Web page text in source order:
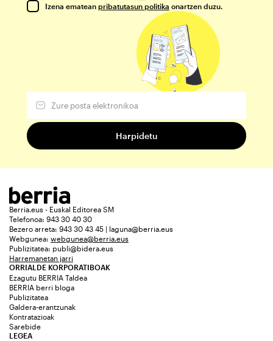
Izena ematean pribatutasun politika onartzen duzu.
Berria.eus - Euskal Editorea SM
Telefonoa: 943 30 40 30
Bezero arreta: 943 30 43 45 | laguna@berria.eus
Webgunea: webgunea@berria.eus
Publizitatea: publi@bidera.eus
Harremanetan jarri
ORRIALDE KORPORATIBOAK
Ezagutu BERRIA Taldea
BERRIA berri bloga
Publizitatea
Galdera-erantzunak
Kontratazioak
Sarebide
LEGEA